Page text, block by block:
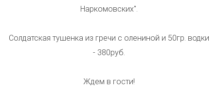
Наркомовских".
Солдатская тушенка из гречи с олениной и 50гр. водки
- 380руб.
Ждем в гости!